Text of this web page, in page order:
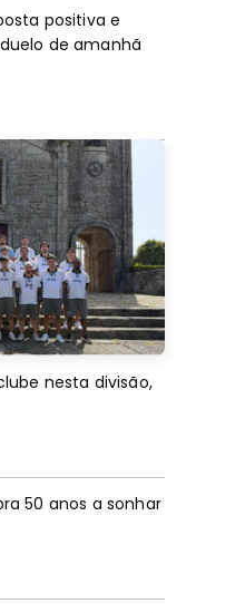
positiva e
de amanhã
nesta divisão,
50 anos a sonhar